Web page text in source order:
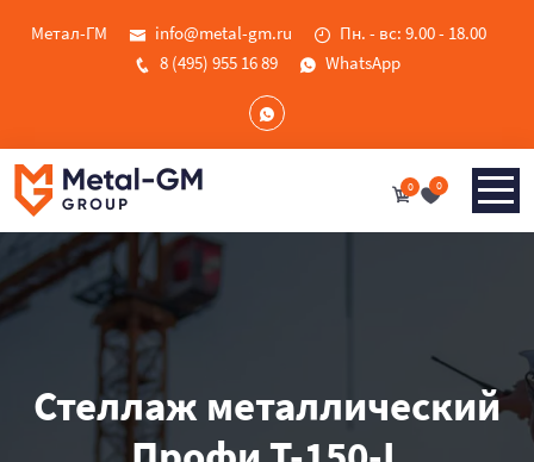
Метал-ГМ info@metal-gm.ru
Пн. - вс: 9.00 - 18.00
8 (495) 955 16 89
WhatsApp
0 0
Стеллаж металлический